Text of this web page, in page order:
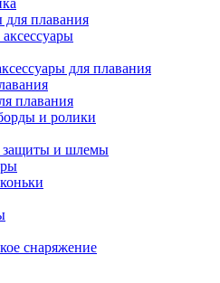
для плавания
для плавания
плавания
и ролики
защиты и шлемы
снаряжение